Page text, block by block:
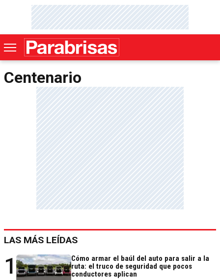
Centenario
LAS MÁS LEÍDAS
1
Cómo armar el baúl del auto para salir a la
ruta: el truco de seguridad que pocos
conductores aplican